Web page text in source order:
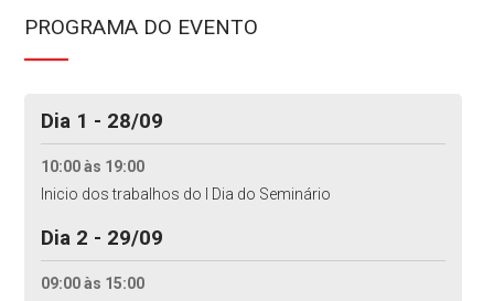
PROGRAMA DO EVENTO
Dia 1 - 28/09
10:00 às 19:00
Inicio dos trabalhos do I Dia do Seminário
Dia 2 - 29/09
09:00 às 15:00